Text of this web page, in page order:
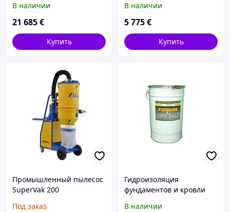
В наличии
21 685€
Купить
В наличии
5 775€
Купить
Промышленный пылесос
SuperVak 200
Под заказ
Гидроизоляция
фундаментов и кровли
В наличии